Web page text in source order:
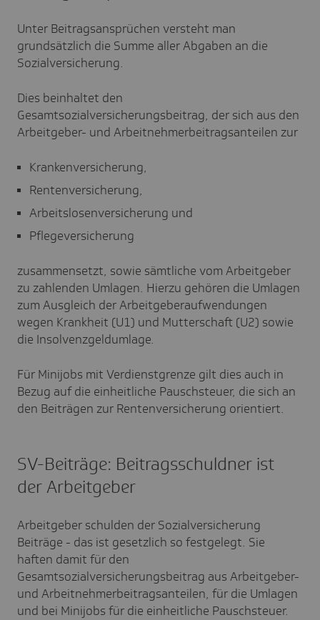
Unter Beitragsansprüchen versteht man
grundsätzlich die Summe aller Abgaben an die
Sozialversicherung.
Dies beinhaltet den
Gesamtsozialversicherungsbeitrag, der sich aus den
Arbeitgeber- und Arbeitnehmerbeitragsanteilen zur
Krankenversicherung,
Rentenversicherung,
Arbeitslosenversicherung und
Pflegeversicherung
zusammensetzt, sowie sämtliche vom Arbeitgeber
zu zahlenden Umlagen. Hierzu gehören die Umlagen
zum Ausgleich der Arbeitgeberaufwendungen
wegen Krankheit (U1) und Mutterschaft (U2) sowie
die Insolvenzgeldumlage.
Für Minijobs mit Verdienstgrenze gilt dies auch in
Bezug auf die einheitliche Pauschsteuer, die sich an
den Beiträgen zur Rentenversicherung orientiert.
SV-Beiträge: Beitragsschuldner ist
der Arbeitgeber
Arbeitgeber schulden der Sozialversicherung
Beiträge - das ist gesetzlich so festgelegt. Sie
haften damit für den
Gesamtsozialversicherungsbeitrag aus Arbeitgeber-
und Arbeitnehmerbeitragsanteilen, für die Umlagen
und bei Minijobs für die einheitliche Pauschsteuer.